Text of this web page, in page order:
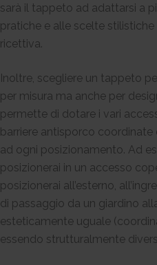
sarà il tappeto ad adattarsi a
pratiche e alle scelte
ricettiva.
Inoltre, scegliere un tappeto
per misura ma anche per
permette di dotare i vari
barriere antisporco
ad ogni posizionamento. Ad
posizionerai in un accesso
posizionerai all’esterno,
di passaggio da un giardino
esteticamente uguale
essendo strutturalmente